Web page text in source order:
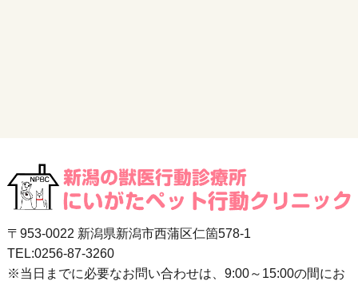
〒953-0022 新潟県新潟市西蒲区仁箇578-1
TEL:0256-87-3260
※当日までに必要なお問い合わせは、9:00～15:00の間にお